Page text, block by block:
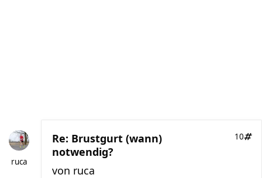
ruca
Re: Brustgurt (wann)
notwendig?
10
von ruca